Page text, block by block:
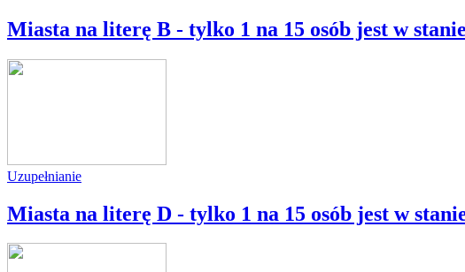
Miasta na literę B - tylko 1 na 15 osób jest w
Uzupełnianie
Miasta na literę D - tylko 1 na 15 osób jest w